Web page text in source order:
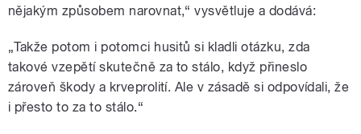
nějakým způsobem narovnat,“ vysvětluje a dodává:
„Takže potom i potomci husitů si kladli otázku, zda
takové vzepětí skutečně za to stálo, když přineslo
zároveň škody a krveprolití. Ale v zásadě si odpovídali, že
i přesto to za to stálo.“